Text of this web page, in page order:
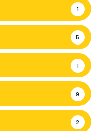
1
5
1
9
2